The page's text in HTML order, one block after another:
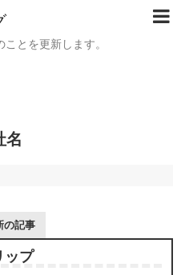
とを更新します。
名
の記事
ップ